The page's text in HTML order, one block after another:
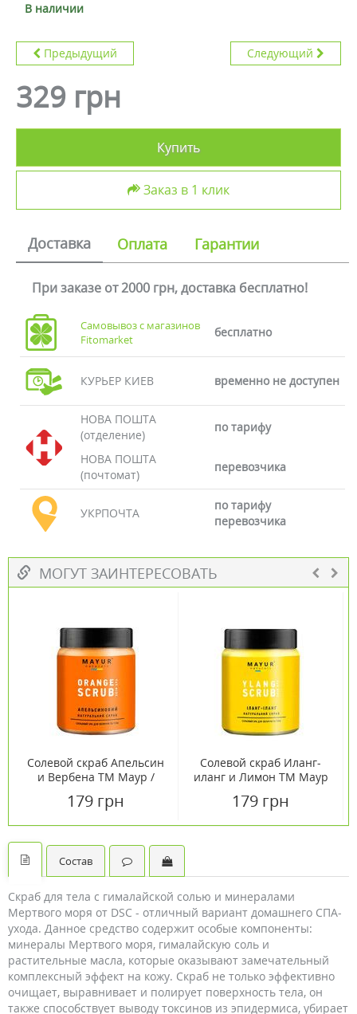
В наличии
Предыдущий Следующий
329 грн
Купить
Заказ в 1 клик
Доставка Оплата Гарантии
При заказе от 2000 грн, доставка бесплатно!
Самовывоз с магазинов
Fitomarket
бесплатно
КУРЬЕР КИЕВ временно не доступен
НОВА ПОШТА
(отделение)
по тарифу
НОВА ПОШТА
(почтомат)
перевозчика
УКРПОЧТА
по тарифу
перевозчика
МОГУТ ЗАИНТЕРЕСОВАТЬ
Солевой скраб Апельсин
и Вербена TM Маур /
179 грн
Солевой скраб Иланг-
иланг и Лимон TM Маур
179 грн
Состав
Скраб для тела с гималайской солью и минералами
Мертвого моря от DSC - отличный вариант домашнего СПА-
ухода. Данное средство содержит особые компоненты:
минералы Мертвого моря, гималайскую соль и
растительные масла, которые оказывают замечательный
комплексный эффект на кожу. Скраб не только эффективно
очищает, выравнивает и полирует поверхность тела, он
также способствует выводу токсинов из эпидермиса, убирает